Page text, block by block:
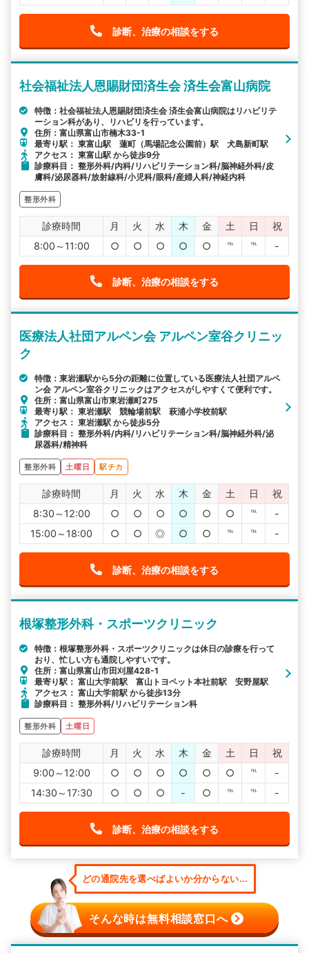
診断、治療の相談をする
社会福祉法人恩賜財団済生会 済生会富山病院
特徴：社会福祉法人恩賜財団済生会 済生会富山病院はリハビリテ
ーション科があり、リハビリを行っています。
住所：富山県富山市楠木33-1
最寄り駅： 東富山駅 蓮町（馬場記念公園前）駅 犬島新町駅
アクセス： 東富山駅 から徒歩9分
診療科目： 整形外科/内科/リハビリテーション科/脳神経外科/皮
膚科/泌尿器科/放射線科/小児科/眼科/産婦人科/神経内科
整形外科
診療時間 月 火 水 木 金 土 日
祝
8:00～11:00
○ ○ ○ ○ ○ ℡ ℡ -
診断、治療の相談をする
医療法人社団アルペン会 アルペン室谷クリニッ
ク
特徴：東岩瀬駅から5分の距離に位置している医療法人社団アルペ
ン会 アルペン室谷クリニックはアクセスがしやすくて便利です。
住所：富山県富山市東岩瀬町275
最寄り駅： 東岩瀬駅 競輪場前駅 萩浦小学校前駅
アクセス： 東岩瀬駅 から徒歩5分
診療科目： 整形外科/内科/リハビリテーション科/脳神経外科/泌
尿器科/精神科
整形外科 土曜日 駅チカ
診療時間 月 火 水 木 金 土 日
祝
8:30～12:00
○ ○ ○ ○ ○ ○ ℡
-
15:00～18:00
○ ○ ◎ ○ ○ ℡ ℡ -
診断、治療の相談をする
根塚整形外科・スポーツクリニック
特徴：根塚整形外科・スポーツクリニックは休日の診療を行って
おり、忙しい方も通院しやすいです。
住所：富山県富山市田刈屋428-1
最寄り駅： 富山大学前駅 富山トヨペット本社前駅 安野屋駅
アクセス： 富山大学前駅 から徒歩13分
診療科目： 整形外科/リハビリテーション科
整形外科 土曜日
診療時間 月 火 水 木 金 土 日
祝
9:00～12:00
○ ○ ○ ○ ○ ○ ℡
-
14:30～17:30
○ ○ ○ - ○ ℡ ℡ -
診断、治療の相談をする
どの通院先を選べばよいか分からない...
そんな時は無料相談窓口へ